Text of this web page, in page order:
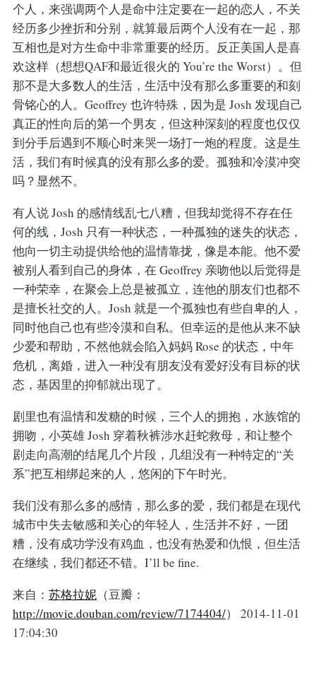
个人，来强调两个人是命中注定要在一起的恋人，不关
经历多少挫折和分别，就算最后两个人没有在一起，那
互相也是对方生命中非常重要的经历。反正美国人是喜
欢这样（想想QAF和最近很火的 You’re the Worst）。但
那不是大多数人的生活，生活中没有那么多重要的和刻
骨铭心的人。Geoffrey 也许特殊，因为是 Josh 发现自己
真正的性向后的第一个男友，但这种深刻的程度也仅仅
到分手后遇到不顺心时来哭一场打一炮的程度。这是生
活，我们有时候真的没有那么多的爱。孤独和冷漠冲突
吗？显然不。
有人说 Josh 的感情线乱七八糟，但我却觉得不存在任
何的线，Josh 只有一种状态，一种孤独的迷失的状态，
他向一切主动提供给他的温情靠拢，像是本能。他不爱
被别人看到自己的身体，在 Geoffrey 亲吻他以后觉得是
一种荣幸，在聚会上总是被孤立，连他的朋友们也都不
是擅长社交的人。Josh 就是一个孤独也有些自卑的人，
同时他自己也有些冷漠和自私。但幸运的是他从来不缺
少爱和帮助，不然他就会陷入妈妈 Rose 的状态，中年
危机，离婚，进入一种没有朋友没有爱好没有目标的状
态，基因里的抑郁就出现了。
剧里也有温情和发糖的时候，三个人的拥抱，水族馆的
拥吻，小英雄 Josh 穿着秋裤涉水赶蛇救母，和让整个
剧走向高潮的结尾几个片段，几组没有一种特定的“关
系”把互相绑起来的人，悠闲的下午时光。
我们没有那么多的感情，那么多的爱，我们都是在现代
城市中失去敏感和关心的年轻人，生活并不好，一团
糟，没有成功学没有鸡血，也没有热爱和仇恨，但生活
在继续，我们都还不错。I’ll be fine.
来自： 苏格拉妮（豆瓣：
http://movie.douban.com/review/7174404/） 2014-11-01
17:04:30